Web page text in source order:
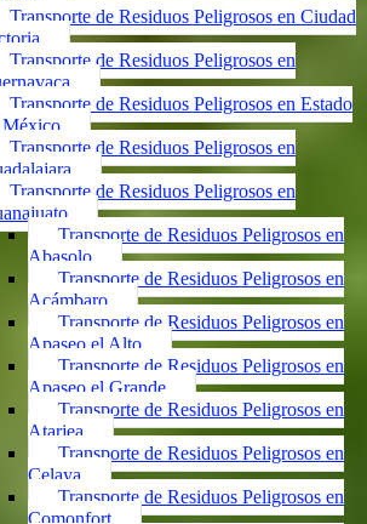
Transporte de Residuos Peligrosos en Ciudad
Transporte de Residuos Peligrosos en
Transporte de Residuos Peligrosos en Estado
México
Transporte de Residuos Peligrosos en
Transporte de Residuos Peligrosos en
Transporte de Residuos Peligrosos en
Abasolo
Transporte de Residuos Peligrosos en
Acámbaro
Transporte de Residuos Peligrosos en
Apaseo el Alto
Transporte de Residuos Peligrosos en
Apaseo el Grande
Transporte de Residuos Peligrosos en
Atarjea
Transporte de Residuos Peligrosos en
Celaya
Transporte de Residuos Peligrosos en
Comonfort